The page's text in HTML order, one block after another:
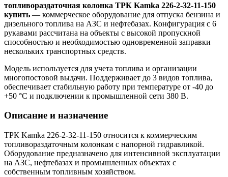
топливораздаточная колонка ТРК Kamka 226-2-32-11-150
купить — коммерческое оборудование для отпуска бензина и
дизельного топлива на АЗС и нефтебазах. Конфигурация с 6
рукавами рассчитана на объекты с высокой пропускной
способностью и необходимостью одновременной заправки
нескольких транспортных средств.
Модель используется для учета топлива и организации
многопостовой выдачи. Поддерживает до 3 видов топлива,
обеспечивает стабильную работу при температуре от -40 до
+50 °C и подключении к промышленной сети 380 В.
Описание и назначение
ТРК Kamka 226-2-32-11-150 относится к коммерческим
топливораздаточным колонкам с напорной гидравликой.
Оборудование предназначено для интенсивной эксплуатации
на АЗС, нефтебазах и промышленных объектах с
собственным топливным хозяйством.